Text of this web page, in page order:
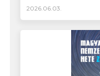
2026.06.03.